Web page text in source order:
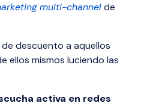
multi-channelde
descuento a aquellos
ellos mismos luciendo las
activa en redes